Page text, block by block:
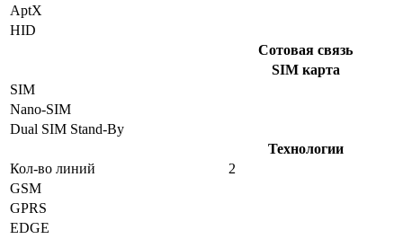
AptX
HID
Сотовая связь
SIM карта
SIM
Nano-SIM
Dual SIM Stand-By
Технологии
Кол-во линий
2
GSM
GPRS
EDGE